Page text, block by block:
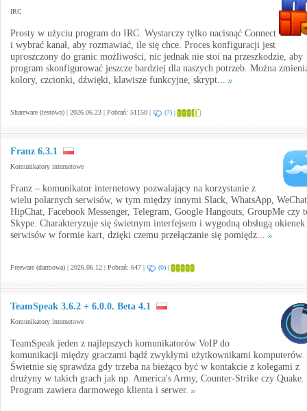
IRC
Prosty w użyciu program do IRC. Wystarczy tylko nacisnąć Connect
i wybrać kanał, aby rozmawiać, ile się chce. Proces konfiguracji jest
uproszczony do granic możliwości, nic jednak nie stoi na przeszkodzie, aby
program skonfigurować jeszcze bardziej dla naszych potrzeb. Można
kolory, czcionki, dźwięki, klawisze funkcyjne, skrypt...
Shareware (testowa) | 2026.06.23 | Pobrań: 51150 | (7) |
Franz 6.3.1
Komunikatory internetowe
Franz – komunikator internetowy pozwalający na korzystanie z
wielu polarnych serwisów, w tym między innymi Slack, WhatsApp,
HipChat, Facebook Messenger, Telegram, Google Hangouts, GroupMe czy
Skype. Charakteryzuje się świetnym interfejsem i wygodną obsługą okienek
serwisów w formie kart, dzięki czemu przełączanie się pomiędz...
Freeware (darmowa) | 2026.06.12 | Pobrań: 647 | (0) |
TeamSpeak 3.6.2 + 6.0.0. Beta 4.1
Komunikatory internetowe
TeamSpeak jeden z najlepszych komunikatorów VoIP do
komunikacji między graczami bądź zwykłymi użytkownikami komputerów.
Świetnie się sprawdza gdy trzeba na bieżąco być w kontakcie z kolegami z
drużyny w takich grach jak np. America's Army, Counter-Strike czy Quake.
Program zawiera darmowego klienta i serwer.